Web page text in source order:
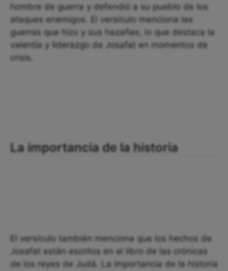
hombre de guerra y defendió a su pueblo de los
ataques enemigos. El versículo menciona las
guerras que hizo y sus hazañas, lo que destaca la
valentía y liderazgo de Josafat en momentos de
crisis.
La importancia de la historia
El versículo también menciona que los hechos de
Josafat están escritos en el libro de las crónicas
de los reyes de Judá. La importancia de la historia